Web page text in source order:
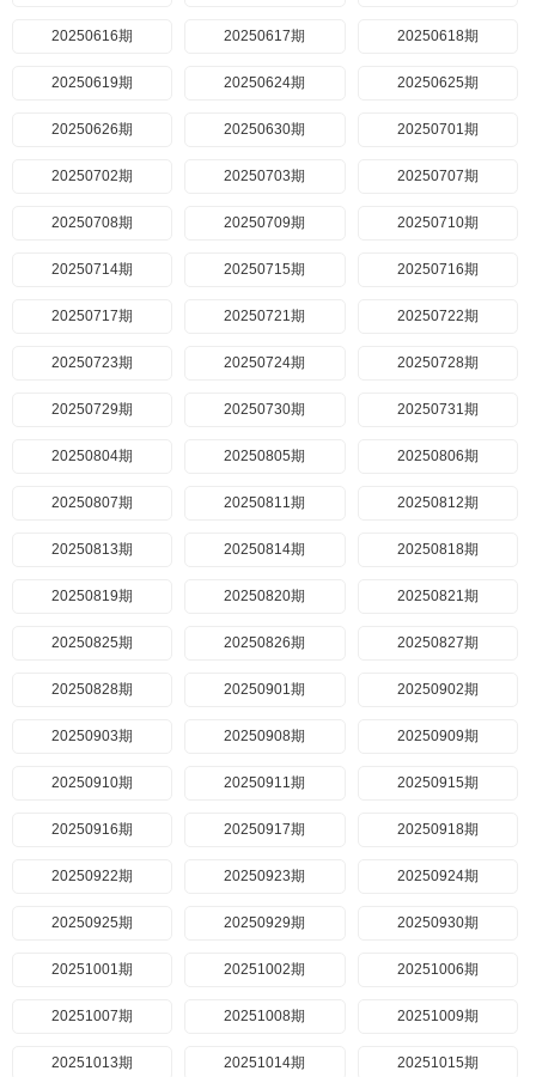
20250616期 20250617期 20250618期
20250619期 20250624期 20250625期
20250626期 20250630期 20250701期
20250702期 20250703期 20250707期
20250708期 20250709期 20250710期
20250714期 20250715期 20250716期
20250717期 20250721期 20250722期
20250723期 20250724期 20250728期
20250729期 20250730期 20250731期
20250804期 20250805期 20250806期
20250807期 20250811期 20250812期
20250813期 20250814期 20250818期
20250819期 20250820期 20250821期
20250825期 20250826期 20250827期
20250828期 20250901期 20250902期
20250903期 20250908期 20250909期
20250910期 20250911期 20250915期
20250916期 20250917期 20250918期
20250922期 20250923期 20250924期
20250925期 20250929期 20250930期
20251001期 20251002期 20251006期
20251007期 20251008期 20251009期
20251013期 20251014期 20251015期